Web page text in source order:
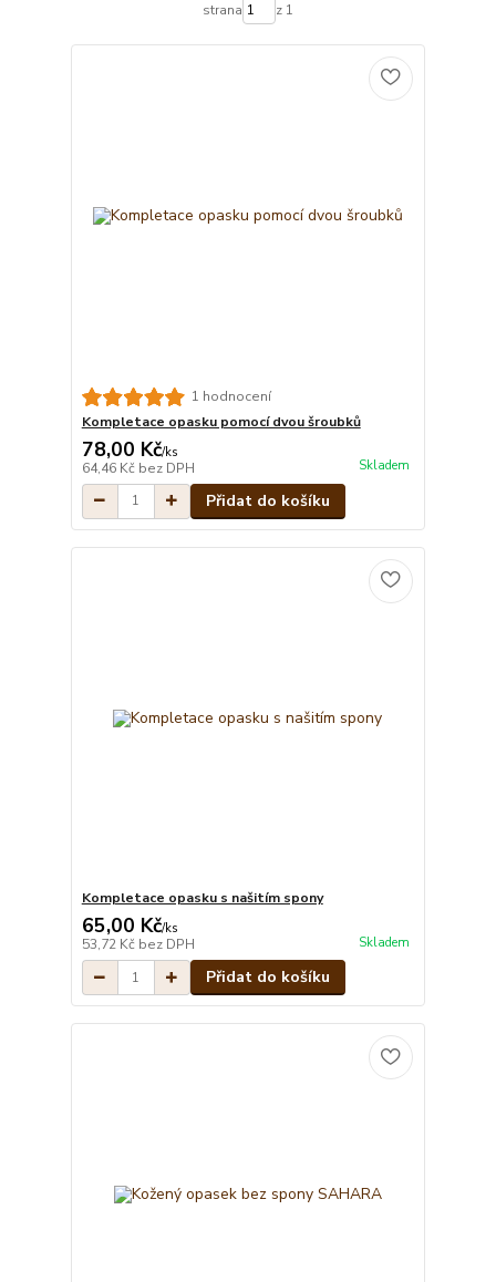
strana z 1
1 hodnocení
Kompletace opasku pomocí dvou šroubků
78,00 Kč/ks
64,46 Kč bez DPH Skladem
Přidat do košíku
Kompletace opasku s našitím spony
65,00 Kč/ks
53,72 Kč bez DPH Skladem
Přidat do košíku